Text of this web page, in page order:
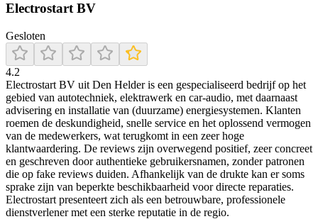
Electrostart BV
Gesloten
4.2
Electrostart BV uit Den Helder is een gespecialiseerd bedrijf op het
gebied van autotechniek, elektrawerk en car-audio, met daarnaast
advisering en installatie van (duurzame) energiesystemen. Klanten
roemen de deskundigheid, snelle service en het oplossend vermogen
van de medewerkers, wat terugkomt in een zeer hoge
klantwaardering. De reviews zijn overwegend positief, zeer concreet
en geschreven door authentieke gebruikersnamen, zonder patronen
die op fake reviews duiden. Afhankelijk van de drukte kan er soms
sprake zijn van beperkte beschikbaarheid voor directe reparaties.
Electrostart presenteert zich als een betrouwbare, professionele
dienstverlener met een sterke reputatie in de regio.